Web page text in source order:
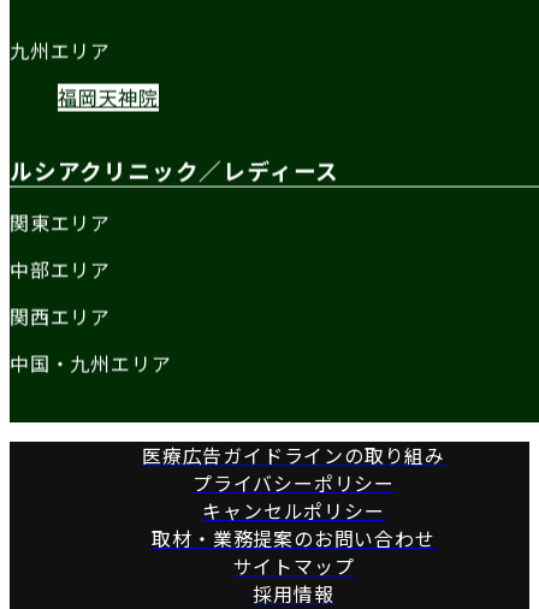
九州エリア
福岡天神院
ルシアクリニック／レディース
関東エリア
中部エリア
関西エリア
中国・九州エリア
医療広告ガイドラインの取り組み
プライバシーポリシー
キャンセルポリシー
取材・業務提案のお問い合わせ
サイトマップ
採用情報